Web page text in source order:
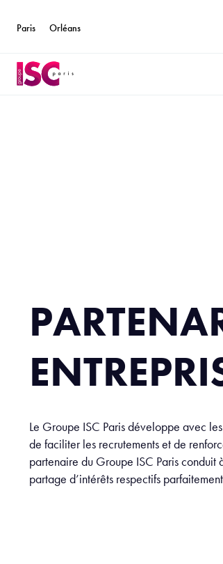
Paris Orléans
Le Groupe ISC Paris développe avec
de faciliter les recrutements et de
partenaire du Groupe ISC Paris conduit
partage d’intérêts respectifs